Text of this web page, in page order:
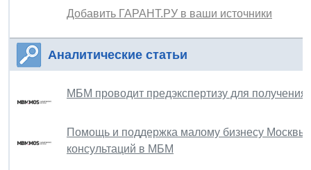
Добавить ГАРАНТ.РУ в ваши источники
Аналитические статьи
МБМ проводит предэкспертизу для получения
Помощь и поддержка малому бизнесу Москвы:
консультаций в МБМ